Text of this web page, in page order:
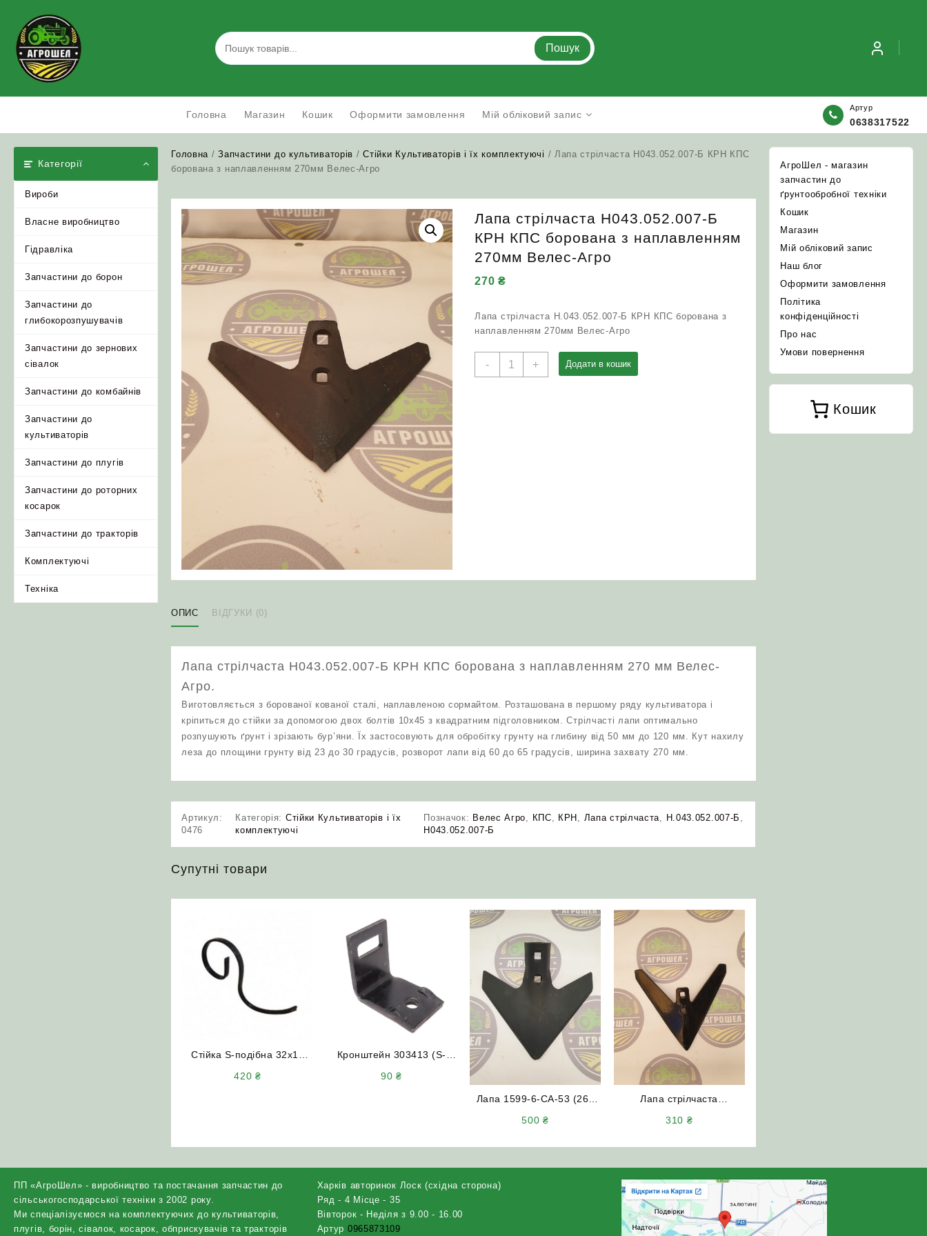
content
Пошук
Головна Магазин Кошик Оформити замовлення Мій обліковий запис
Артур
0638317522
Категорії
Вироби
Власне виробництво
Гідравліка
Запчастини до борон
Запчастини до
глибокорозпушувачів
Запчастини до зернових
сівалок
Запчастини до комбайнів
Запчастини до
культиваторів
Запчастини до плугів
Запчастини до роторних
косарок
Запчастини до тракторів
Комплектуючі
Техніка
Головна /Запчастини до культиваторів /Стійки Культиваторів і їх комплектуючі / Лапа стрілчаста Н043.052.007-Б КРН КПС
борована з наплавленням 270мм Велес-Агро
Лапа стрілчаста Н043.052.007-Б
КРН КПС борована з наплавленням
270мм Велес-Агро
270₴
Лапа стрілчаста Н.043.052.007-Б КРН КПС борована з
наплавленням 270мм Велес-Агро
-
Лапа
+ Додати в кошик
ОПИС ВІДГУКИ (0)
Лапа стрілчаста Н043.052.007-Б КРН КПС борована з наплавленням 270 мм Велес-
Агро.
Виготовляється з борованої кованої сталі, наплавленою сормайтом. Розташована в першому ряду культиватора і
кріпиться до стійки за допомогою двох болтів 10х45 з квадратним підголовником. Стрілчасті лапи оптимально
розпушують ґрунт і зрізають бур’яни. Їх застосовують для обробітку грунту на глибину від 50 мм до 120 мм. Кут нахилу
леза до площини грунту від 23 до 30 градусів, розворот лапи від 60 до 65 градусів, ширина захвату 270 мм.
Артикул:
0476
Категорія: Стійки Культиваторів і їх
комплектуючі
Позначок: Велес Агро, КПС, КРН , Лапа стрілчаста, Н.043.052.007-Б ,
Н043.052.007-Б
Супутні товари
Стійка S-подібна 32х12
420₴
Кронштейн 303413 (S-
90₴
Лапа 1599-6-СА-53 (260
500₴
Лапа стрілчаста
310 ₴
АгроШел - магазин
запчастин до
ґрунтообробної техніки
Кошик
Магазин
Мій обліковий запис
Наш блог
Оформити замовлення
Політика
конфіденційності
Про нас
Умови повернення
Кошик
ПП «АгроШел» - виробництво та постачання запчастин до
сільськогосподарської техніки з 2002 року.
Ми спеціалізуємося на комплектуючих до культиваторів,
плугів, борін, сівалок, косарок, обприскувачів та тракторів
Харків авторинок Лоск (східна сторона)
Ряд - 4 Місце - 35
Вівторок - Неділя з 9.00 - 16.00
Артур 0965873109